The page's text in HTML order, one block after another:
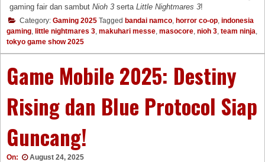
gaming fair dan sambutNioh 3 sertaLittle Nightmares 3!
Category: Gaming 2025 Tagged bandai namco, horror co-op, indonesia
gaming, little nightmares 3, makuhari messe, masocore, nioh 3, team ninja,
tokyo game show 2025
Game Mobile 2025: Destiny
Rising dan Blue Protocol Siap
Guncang!
On: August 24, 2025